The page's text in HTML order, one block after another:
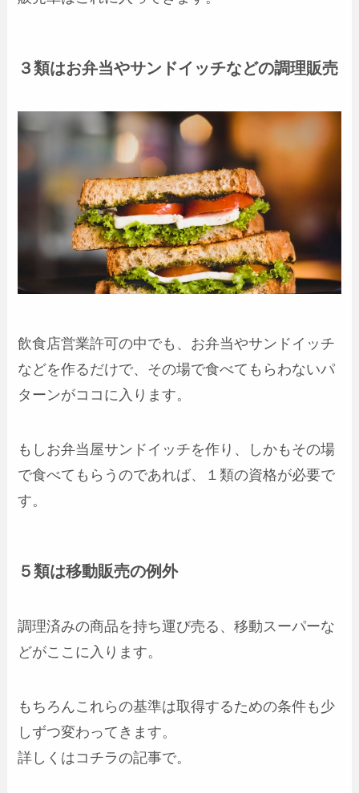
３類はお弁当やサンドイッチなどの調理販売
飲食店営業許可の中でも、お弁当やサンドイッチ
などを作るだけで、その場で食べてもらわないパ
ターンがココに入ります。
もしお弁当屋サンドイッチを作り、しかもその場
で食べてもらうのであれば、１類の資格が必要で
す。
５類は移動販売の例外
調理済みの商品を持ち運び売る、移動スーパーな
どがここに入ります。
もちろんこれらの基準は取得するための条件も少
しずつ変わってきます。
詳しくはコチラの記事で。